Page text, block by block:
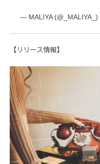
— MALIYA (@_MALIYA_)
【リリース情報】